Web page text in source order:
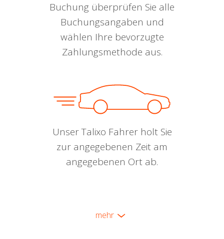
Buchung überprüfen Sie alle
Buchungsangaben und
wählen Ihre bevorzugte
Zahlungsmethode aus.
Unser Talixo Fahrer holt Sie
zur angegebenen Zeit am
angegebenen Ort ab.
mehr